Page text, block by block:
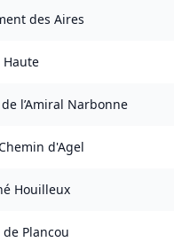
des Aires
Haute
l’Amiral Narbonne
d'Agel
Houilleux
Plancou